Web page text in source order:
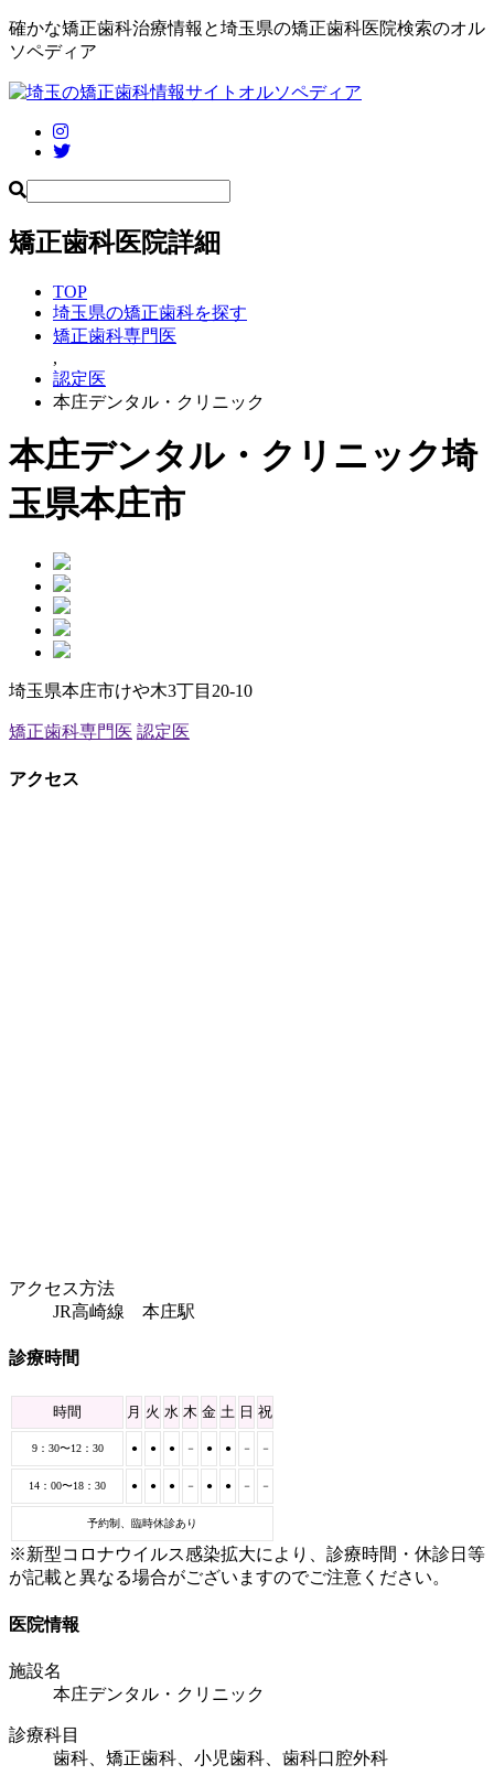
確かな矯正歯科治療情報と埼玉県の矯正歯科医院検索のオル
ソペディア
矯正歯科医院詳細
TOP
埼玉県の矯正歯科を探す
矯正歯科専門医
,
認定医
本庄デンタル・クリニック
本庄デンタル・クリニック埼
玉県本庄市
埼玉県本庄市けや木3丁目20-10
矯正歯科専門医 認定医
アクセス
アクセス方法
JR高崎線 本庄駅
診療時間
時間 月 火 水 木 金 土 日 祝
9：30〜12：30 ● ● ● － ● ● － －
14：00〜18：30 ● ● ● － ● ● － －
予約制、臨時休診あり
※新型コロナウイルス感染拡大により、診療時間・休診日等
が記載と異なる場合がございますのでご注意ください。
医院情報
施設名
本庄デンタル・クリニック
診療科目
歯科、矯正歯科、小児歯科、歯科口腔外科